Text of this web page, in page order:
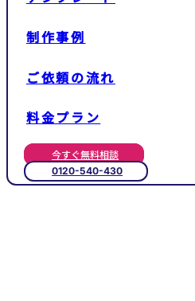
制作事例
ご依頼の流れ
料金プラン
今すぐ無料相談
0120-540-430